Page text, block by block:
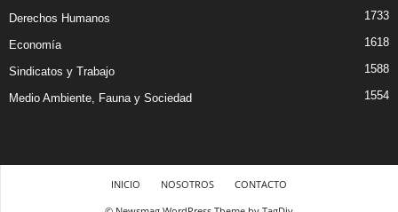
Derechos Humanos 1733
Economía 1618
Sindicatos y Trabajo 1588
Medio Ambiente, Fauna y Sociedad 1554
INICIO NOSOTROS
CONTACTO